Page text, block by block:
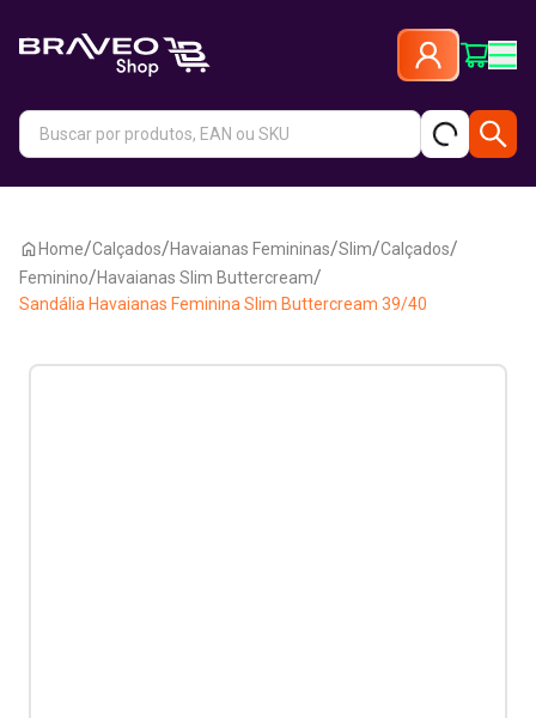
Home/Calçados/Havaianas Femininas/Slim/Calçados/
Feminino/Havaianas Slim Buttercream/
Sandália Havaianas Feminina Slim Buttercream 39/40